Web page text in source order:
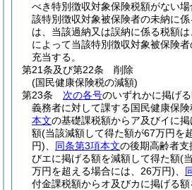
べき特別徴収対象保険税額がない
該特別徴収対象被保険者の未納に
は、当該過納又は誤納に係る税額
によって当該特別徴収対象被保険
充当する。
第21条及び第22条
削除
(国民健康保険税の減額)
第23条
次の各号のいずれかに掲げ
義務者に対して課する国民健康保険
本文の基礎課税額からア及びイに
額(当該減額して得た額が67万円を
円)
同条第3項本文の後期高齢者支
びエに掲げる額を減額して得た額(
万円を超える場合には、26万円)
付金課税額からオ及びカに掲げる